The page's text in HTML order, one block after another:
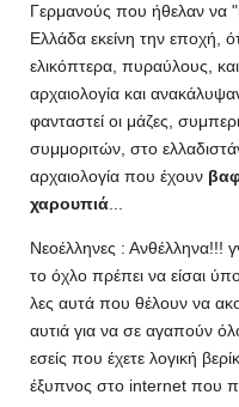
Γερμανούς που ήθελαν να
Ελλάδα εκείνη την εποχή,
ελικόπτερα, πυραύλους,
αρχαιολογία και
φανταστεί οι μάζες,
συμμοριτών, στο
αρχαιολογία που έχουν
χαρουπιά
Νεοέλληνες : Ανθέλληνα!!!
το όχλο πρέπει να είσαι
λες αυτά που θέλουν να
αυτιά για να σε αγαπούν
εσείς που έχετε λογική
έξυπνος στο internet που